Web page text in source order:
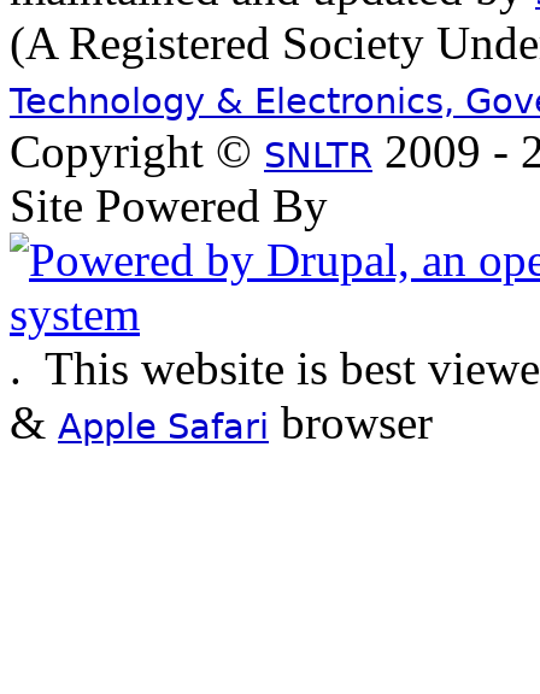
(A Registered Society
Technology & Electronics,
Copyright © SNLTR 2009 -
Site Powered By
. This website is best
& Apple Safari browser